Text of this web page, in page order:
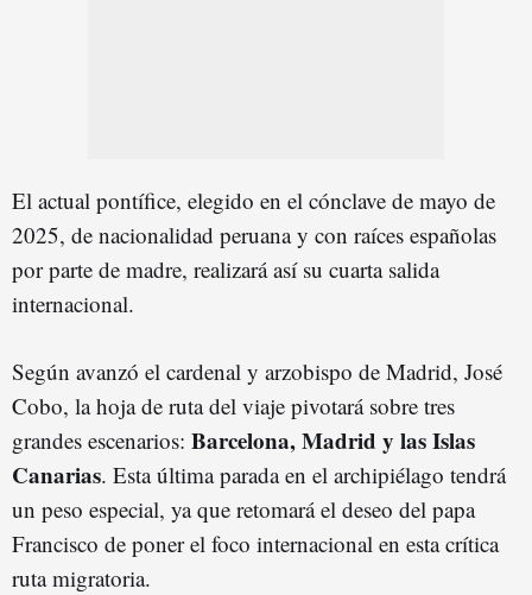
El actual pontífice, elegido en el cónclave de mayo de
2025, de nacionalidad peruana y con raíces españolas
por parte de madre, realizará así su cuarta salida
internacional.
Según avanzó el cardenal y arzobispo de Madrid, José
Cobo, la hoja de ruta del viaje pivotará sobre tres
grandes escenarios: Barcelona, Madrid y las Islas
Canarias. Esta última parada en el archipiélago tendrá
un peso especial, ya que retomará el deseo del papa
Francisco de poner el foco internacional en esta crítica
ruta migratoria.